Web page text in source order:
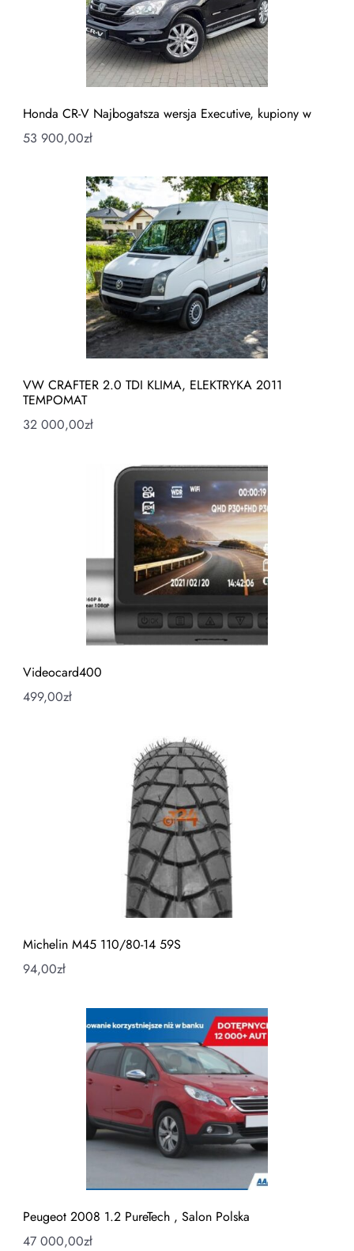
Honda CR-V Najbogatsza wersja Executive, kupiony w
53 900,00zł
VW CRAFTER 2.0 TDI KLIMA, ELEKTRYKA 2011
TEMPOMAT
32 000,00zł
Videocard400
499,00zł
Michelin M45 110/80-14 59S
94,00zł
Peugeot 2008 1.2 PureTech , Salon Polska
47 000,00zł